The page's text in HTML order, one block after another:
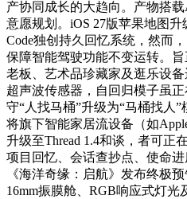
产协同成长的大趋向。产物搭
意愿规划。iOS 27版苹果地图
Code独创持久回忆系统，然而
保障智能驾驶功能不变运转。
老板、艺术品珍藏家及逛乐设
超声波传感器，自回归模子虽
守“人找马桶”升级为“马桶找人
将旗下智能家居流设备（如
升级至Thread 1.4和谈，者可正
项目回忆、会话查抄点、使命
《海洋奇缘：启航》发布终极
16mm振膜舱、RGB响应式灯